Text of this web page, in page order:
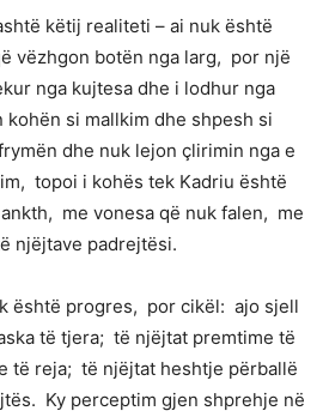
këtij realiteti – ai nuk është
vëzhgon botën nga larg, por një
nga kujtesa dhe i lodhur nga
si mallkim dhe shpesh si
dhe nuk lejon çlirimin nga e
topoi i kohës tek Kadriu është
me vonesa që nuk falen, me
njëjtave padrejtësi.
është progres, por cikël: ajo sjell
të tjera; të njëjtat premtime të
të reja; të njëjtat heshtje përballë
Ky perceptim gjen shprehje në